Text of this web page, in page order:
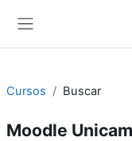
Cursos Buscar
Moodle